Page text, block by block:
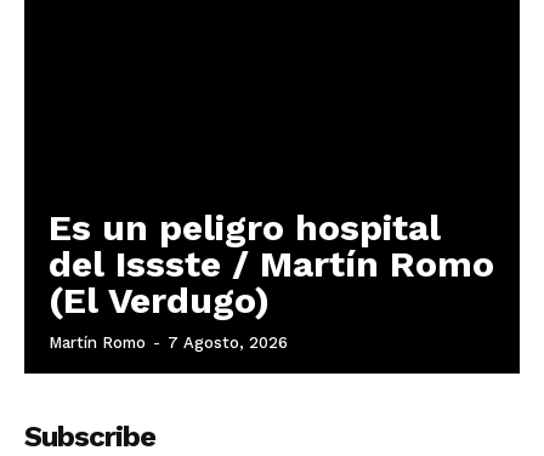
Es un peligro hospital
del Issste / Martín Romo
(El Verdugo)
Martín Romo - 7 Agosto, 2026
Subscribe